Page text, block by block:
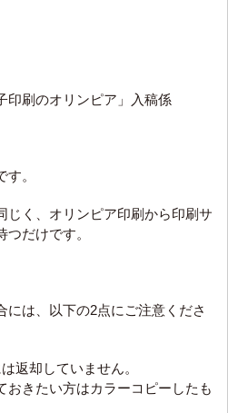
印刷のオリンピア」入稿係
。
じく、オリンピア印刷から印刷サ
だけです。
には、以下の2点にご注意くださ
返却していません。
おきたい方はカラーコピーしたも